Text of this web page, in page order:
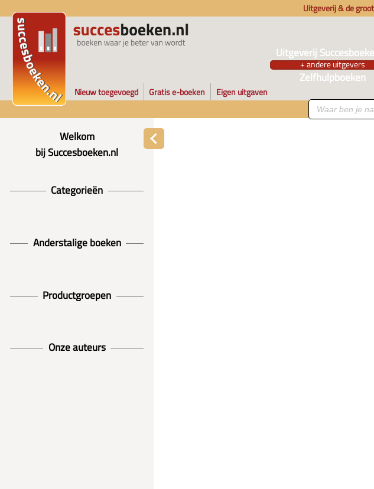
Uitgeverij & de
Uitgeverij
+ andere uitgevers
Zelfhulpboeken
Nieuw toegevoegd Gratis e-boeken Eigen uitgaven
Welkom
bij Succesboeken.nl
Categorieën
Anderstalige boeken
Productgroepen
Onze auteurs